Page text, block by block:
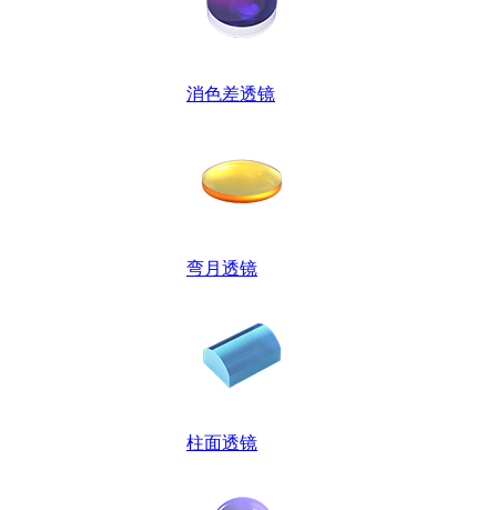
消色差透镜
弯月透镜
柱面透镜